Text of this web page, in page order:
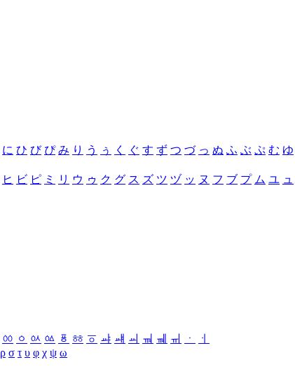
に ひ び ぴ み り う ぅ く ぐ す ず つ づ っ ぬ ふ ぶ ぷ む ゆ
ヒ ビ ピ ミ リ ウ ゥ ク グ ス ズ ツ ヅ ッ ヌ フ ブ プ ム ユ ュ
ㆀ ㆁ ㆂ ㆃ ㆄ ㆅ ㆆ ㆇ ㆈ ㆉ ㆊ ㆋ ㆌ ㆍ
ㆎ
ρ σ τ υ φ χ ψ ω